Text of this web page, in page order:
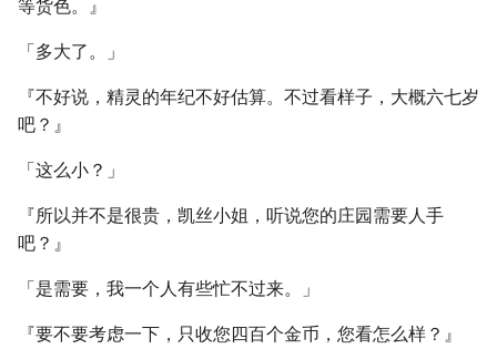
等货色。』
「多大了。」
『不好说，精灵的年纪不好估算。不过看样子，大概六七岁
吧？』
「这么小？」
『所以并不是很贵，凯丝小姐，听说您的庄园需要人手
吧？』
「是需要，我一个人有些忙不过来。」
『要不要考虑一下，只收您四百个金币，您看怎么样？』